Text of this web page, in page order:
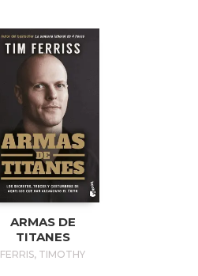
ARMAS DE
TITANES
FERRIS, TIMOTHY